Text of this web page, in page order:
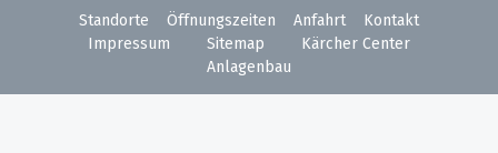
Standorte Öffnungszeiten Anfahrt
Kontakt
Impressum
Sitemap
Kärcher Center
Anlagenbau